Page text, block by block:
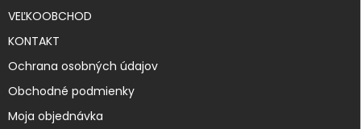
VEĽKOOBCHOD
KONTAKT
Ochrana osobných údajov
Obchodné podmienky
Moja objednávka